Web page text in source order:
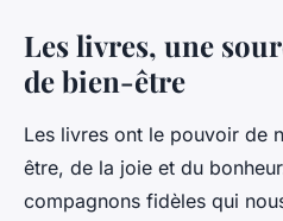
Les livres, une
de bien-être
Les livres ont le pouvoir de
être, de la joie et du
compagnons fidèles qui